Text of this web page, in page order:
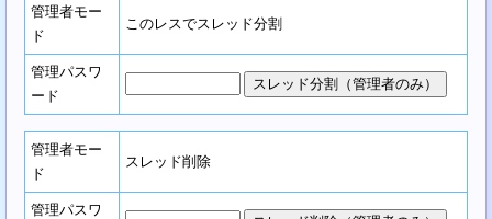
管理者モー
ド
このレスでスレッド分割
管理パスワ
ード
管理者モー
ド
スレッド削除
管理パスワ